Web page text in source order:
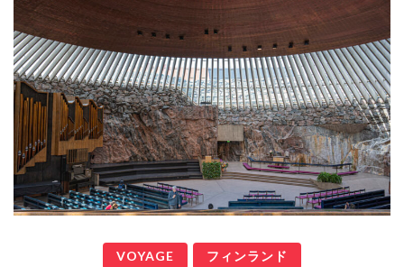
VOYAGE フィンランド